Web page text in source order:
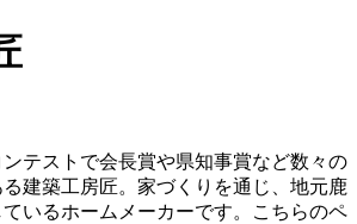
テストで会長賞や県知事賞など数々の
建築工房匠。家づくりを通じ、地元鹿
いるホームメーカーです。こちらのペ